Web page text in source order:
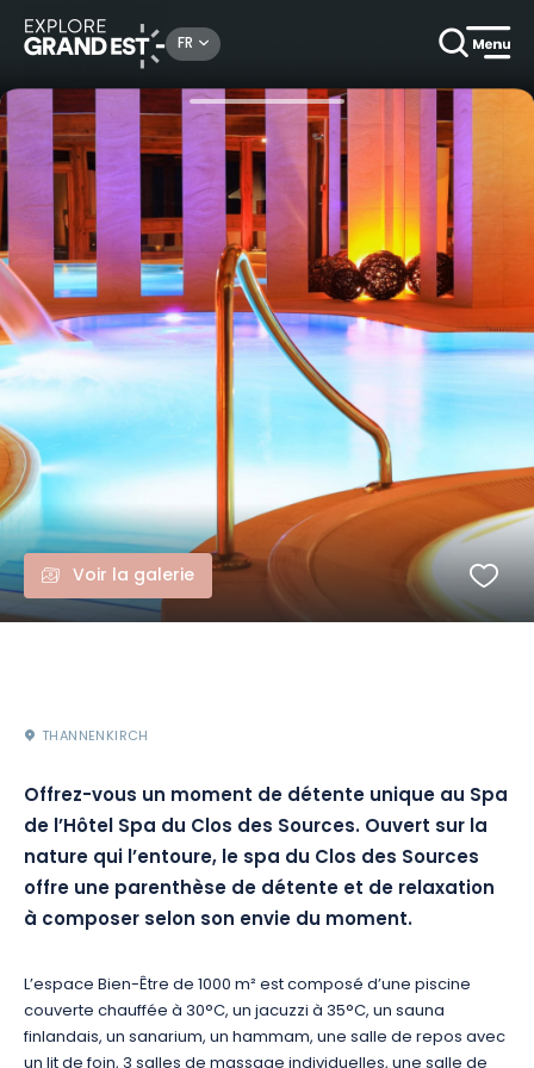
FR
Bien-être Instant relaxation au Spa de l'hôtel du Clos des Sources***
Voir la galerie
THANNENKIRCH
Offrez-vous un moment de détente unique au Spa
de l’Hôtel Spa du Clos des Sources. Ouvert sur la
nature qui l’entoure, le spa du Clos des Sources
offre une parenthèse de détente et de relaxation
à composer selon son envie du moment.
L’espace Bien-Être de 1000 m² est composé d’une piscine
couverte chauffée à 30°C, un jacuzzi à 35°C, un sauna
finlandais, un sanarium, un hammam, une salle de repos avec